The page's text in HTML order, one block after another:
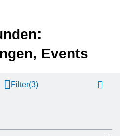
Events
Filter(3)